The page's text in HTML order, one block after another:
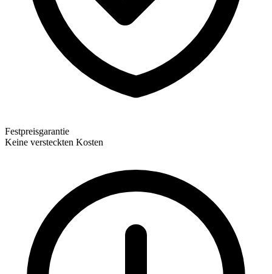
Festpreisgarantie
Keine versteckten Kosten